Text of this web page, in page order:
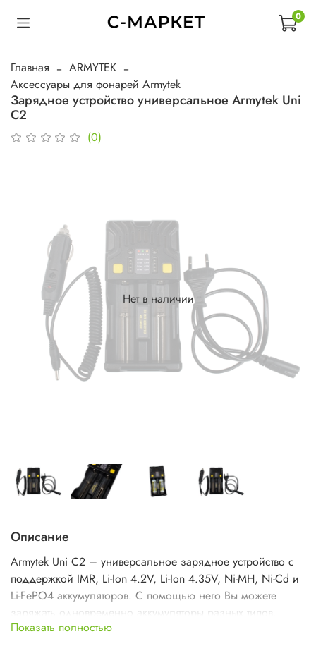
0
Главная
ARMYTEK
Аксессуары для фонарей Armytek
Зарядное устройство универсальное Armytek Uni
C2
(0)
Нет в наличии
Описание
Armytek Uni C2 – универсальное зарядное устройство с
поддержкой IMR, Li-Ion 4.2V, Li-Ion 4.35V, Ni-MH, Ni-Cd и
Li-FePO4 аккумуляторов. С помощью него Вы можете
заряжать одновременно аккумуляторы разных типов,
благодаря тому, что напряжение подается отдельно на
Показать полностью